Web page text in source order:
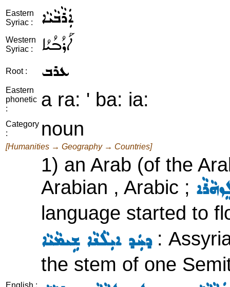
Eastern
Syriac :
ܐܲܪܵܒܵܝܵܐ
Western
Syriac :
ܐܰܪܳܒܳܝܳܐ
Root : ܥܪܒ
Eastern
phonetic
:
a ra: ' ba: ia:
Category
:
noun
[Humanities → Geography → Countries]
English :
1) an Arab (of the
Arabian , Arabic ;
language started to
ܕܚܲܕ ܐܝܼܠܵܢܵܐ ܫܹܝܡܵܝܵܐ:
the stem of one